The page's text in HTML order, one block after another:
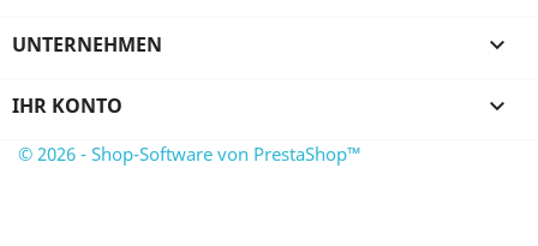
UNTERNEHMEN 
IHR KONTO 
© 2026 - Shop-Software von PrestaShop™